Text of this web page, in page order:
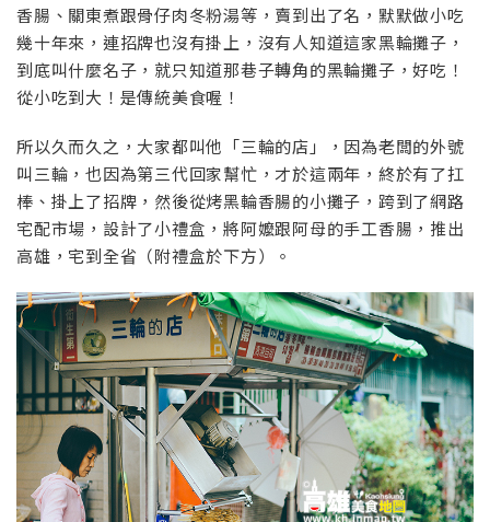
香腸、關東煮跟骨仔肉冬粉湯等，賣到出了名，默默做小吃
幾十年來，連招牌也沒有掛上，沒有人知道這家黑輪攤子，
到底叫什麼名子，就只知道那巷子轉角的黑輪攤子，好吃！
從小吃到大！是傳統美食喔！
所以久而久之，大家都叫他「三輪的店」，因為老闆的外號
叫三輪，也因為第三代回家幫忙，才於這兩年，終於有了扛
棒、掛上了招牌，然後從烤黑輪香腸的小攤子，跨到了網路
宅配市場，設計了小禮盒，將阿嬤跟阿母的手工香腸，推出
高雄，宅到全省（附禮盒於下方）。